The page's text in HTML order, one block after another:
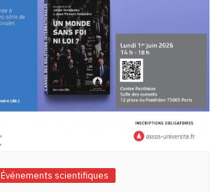
Événements scientifiques